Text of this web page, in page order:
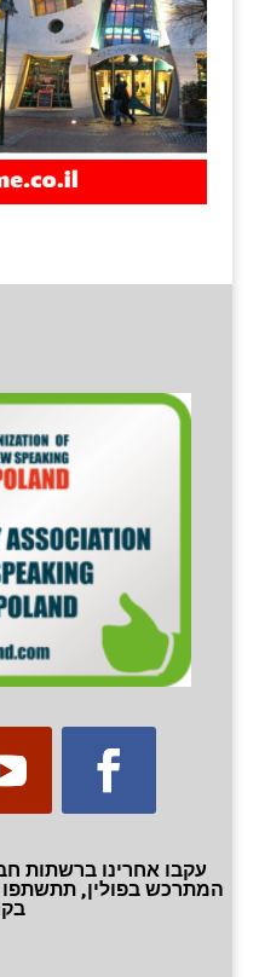
עקבו אחרינו ברשתות
המתרכש בפולין, תתשתפו